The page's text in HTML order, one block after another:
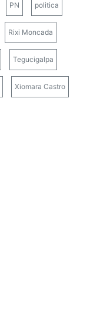
PN politica
Rixi Moncada
Tegucigalpa
Xiomara Castro